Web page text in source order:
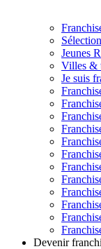
Jeunes
Villes &
Je suis
Devenir